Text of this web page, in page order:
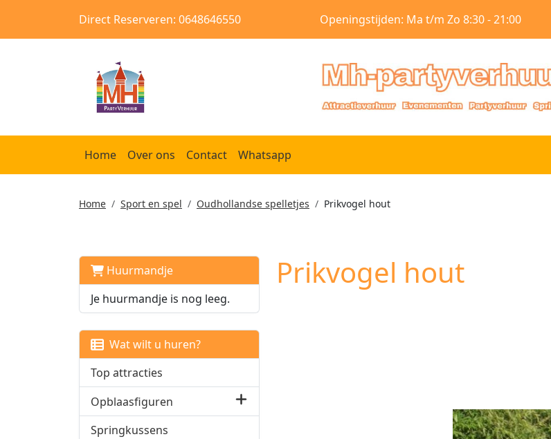
Direct Reserveren: 0648646550 Openingstijden: Ma t/m Zo 8:30 - 21:00
Home Over ons Contact Whatsapp
Home Sport en spel Oudhollandse spelletjes
Prikvogel hout
Huurmandje
Je huurmandje is nog leeg.
Wat wilt u huren?
Top attracties
Opblaasfiguren
Springkussens
Prikvogel hout